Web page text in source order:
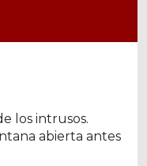
los intrusos.
abierta antes